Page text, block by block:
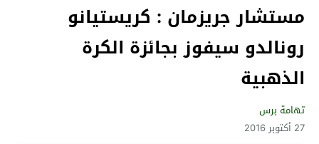
مستشار جريزمان : كريستيانو
رونالدو سيفوز بجائزة الكرة
الذهبية
تهامة برس
27 أكتوبر 2016